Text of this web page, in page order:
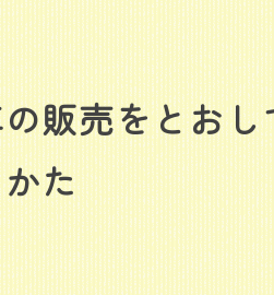
販売をとおし
た